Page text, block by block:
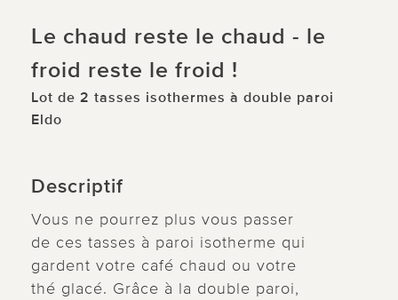
Le chaud reste le chaud - le
froid reste le froid !
Lot de 2 tasses isothermes à double paroi
Eldo
Descriptif
Vous ne pourrez plus vous passer
de ces tasses à paroi isotherme qui
gardent votre café chaud ou votre
thé glacé. Grâce à la double paroi,